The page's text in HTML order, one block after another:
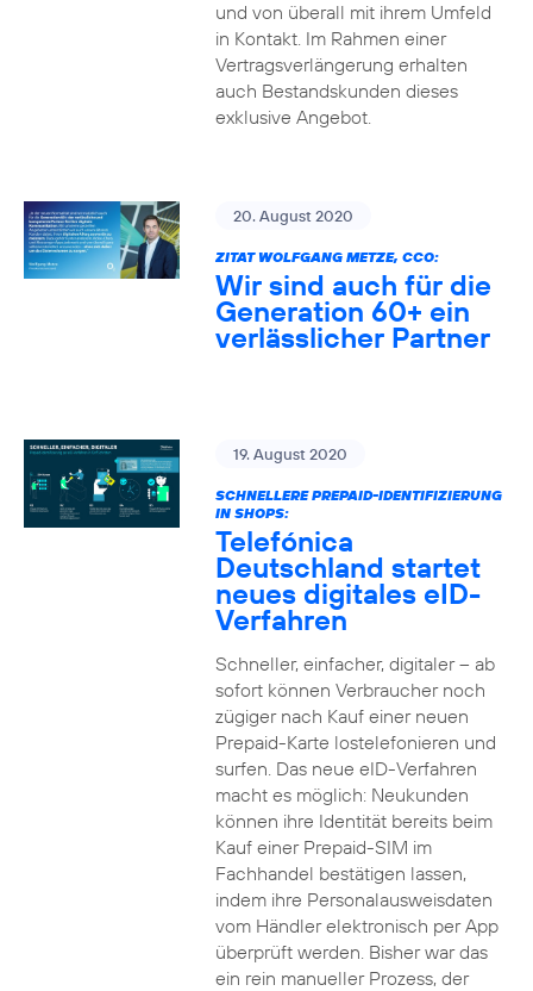
und von überall mit ihrem Umfeld
in Kontakt. Im Rahmen einer
Vertragsverlängerung erhalten
auch Bestandskunden dieses
exklusive Angebot.
20. August 2020
ZITAT WOLFGANG METZE, CCO:
Wir sind auch für die
Generation 60+ ein
verlässlicher Partner
19. August 2020
SCHNELLERE PREPAID-IDENTIFIZIERUNG
IN SHOPS:
Telefónica
Deutschland startet
neues digitales eID-
Verfahren
Schneller, einfacher, digitaler – ab
sofort können Verbraucher noch
zügiger nach Kauf einer neuen
Prepaid-Karte lostelefonieren und
surfen. Das neue eID-Verfahren
macht es möglich: Neukunden
können ihre Identität bereits beim
Kauf einer Prepaid-SIM im
Fachhandel bestätigen lassen,
indem ihre Personalausweisdaten
vom Händler elektronisch per App
überprüft werden. Bisher war das
ein rein manueller Prozess, der